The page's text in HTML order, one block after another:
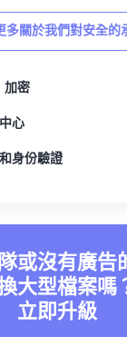
多關於我們對安全的
加密
心
身份驗證
或沒有廣告
大型檔案嗎
立即升級